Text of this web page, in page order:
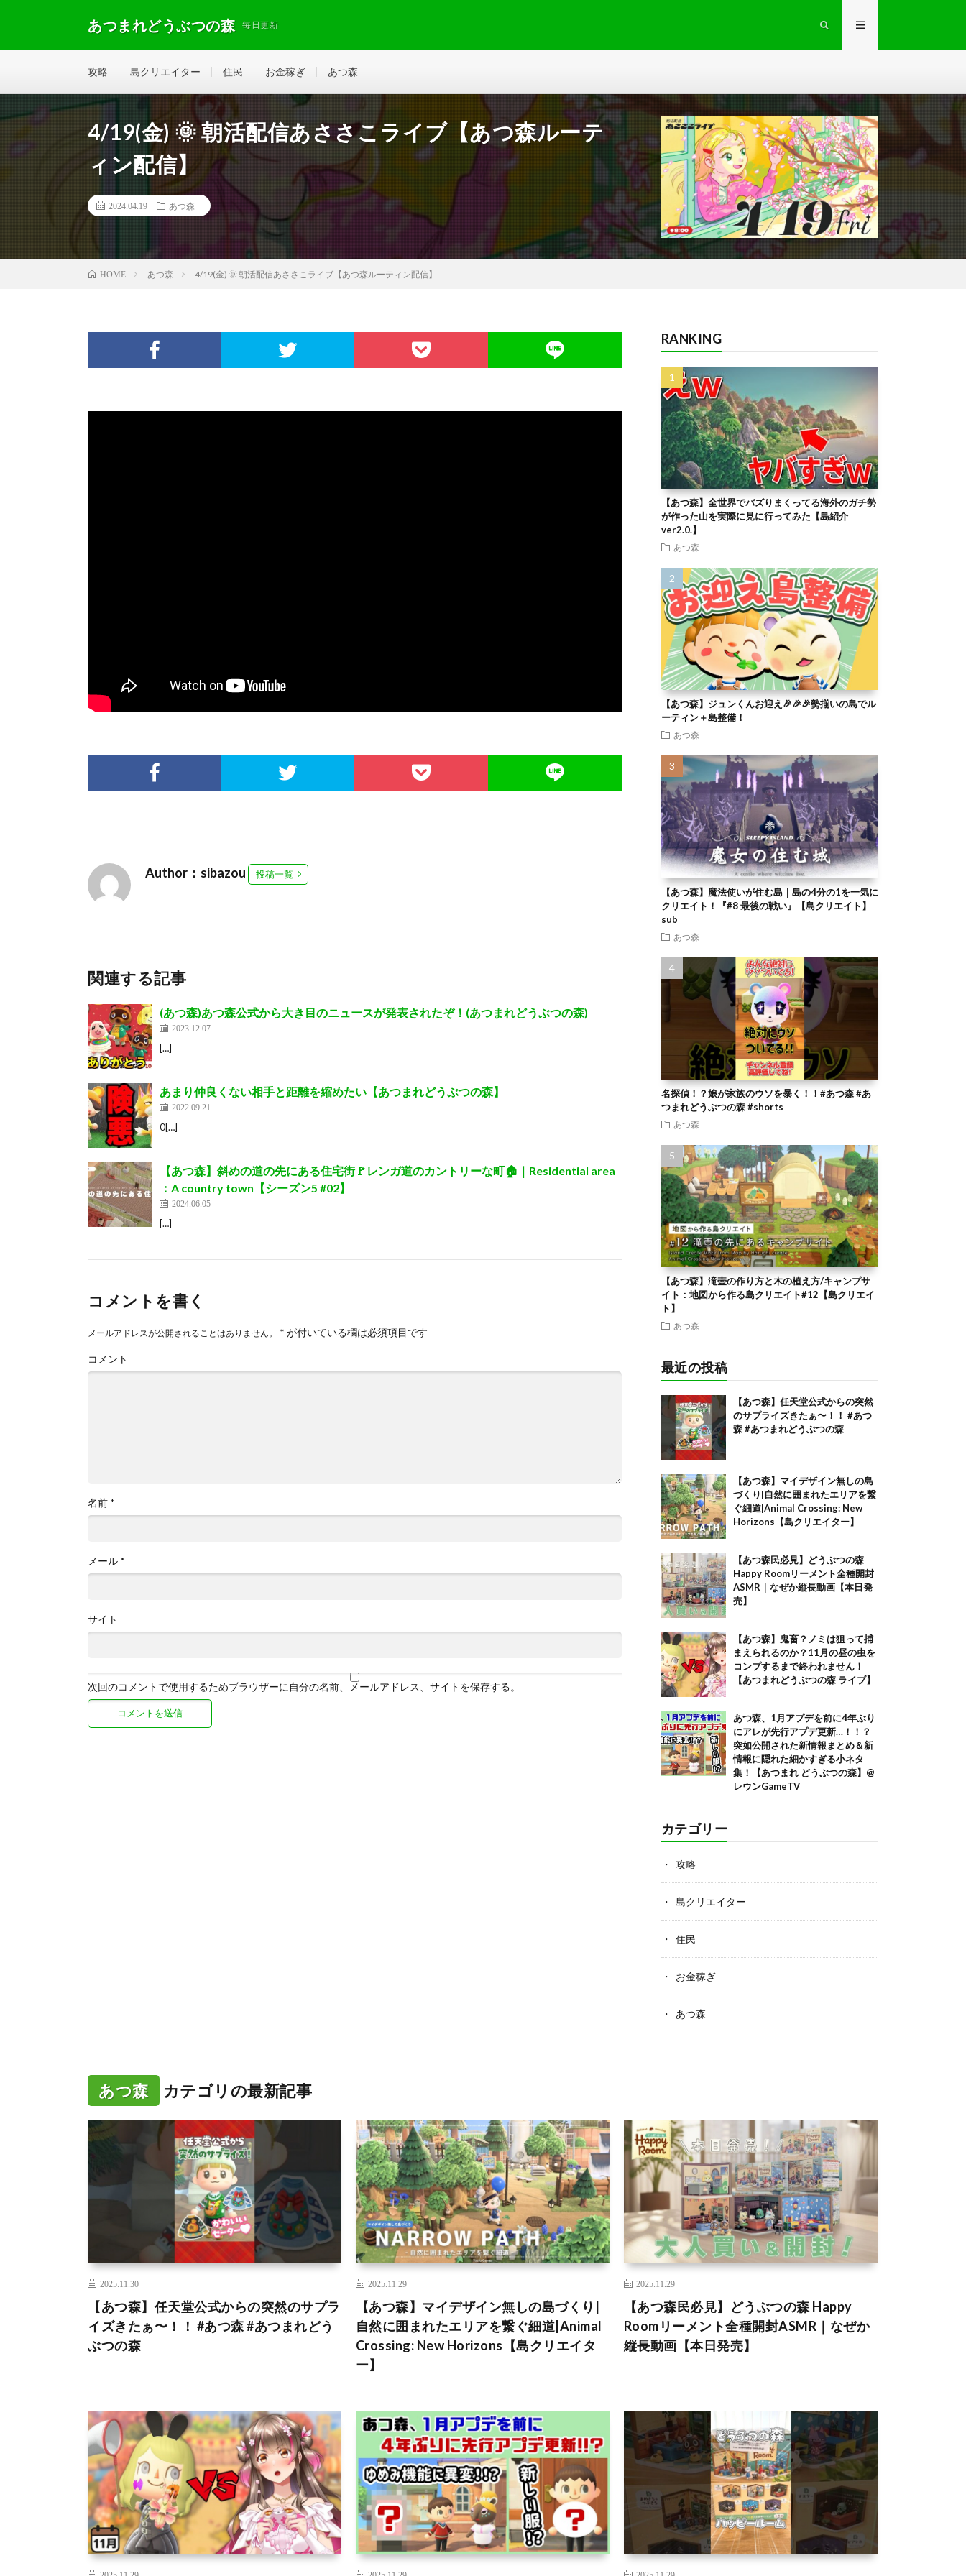
あつまれどうぶつの森 毎日更新
攻略 島クリエイター 住民 お金稼ぎ あつ森
4/19(金) 🌞 朝活配信あささこライブ【あつ森ルーテ
ィン配信】
2024.04.19 あつ森
HOME あつ森 4/19(金) 🌞 朝活配信あささこライブ【あつ森ルーティン配信】
Author：sibazou 投稿一覧
関連する記事
(あつ森)あつ森公式から大き目のニュースが発表されたぞ！(あつまれどうぶつの森)
2023.12.07
[…]
あまり仲良くない相手と距離を縮めたい【あつまれどうぶつの森】
2022.09.21
0[…]
【あつ森】斜めの道の先にある住宅街🚩レンガ道のカントリーな町🏠｜Residential area
：A country town【シーズン5 #02】
2024.06.05
[…]
コメントを書く
メールアドレスが公開されることはありません。 * が付いている欄は必須項目です
コメント
名前 *
メール *
サイト
次回のコメントで使用するためブラウザーに自分の名前、メールアドレス、サイトを保存する。
RANKING
【あつ森】全世界でバズりまくってる海外のガチ勢
が作った山を実際に見に行ってみた【島紹介
ver2.0.】
あつ森
【あつ森】ジュンくんお迎え🎉🎉🎉勢揃いの島でル
ーティン＋島整備！
あつ森
【あつ森】魔法使いが住む島｜島の4分の1を一気に
クリエイト！『#8 最後の戦い』【島クリエイト】
sub
あつ森
名探偵！？娘が家族のウソを暴く！！#あつ森 #あ
つまれどうぶつの森 #shorts
あつ森
【あつ森】滝壺の作り方と木の植え方/キャンプサ
イト：地図から作る島クリエイト#12【島クリエイ
ト】
あつ森
最近の投稿
【あつ森】任天堂公式からの突然
のサプライズきたぁ〜！！ #あつ
森 #あつまれどうぶつの森
【あつ森】マイデザイン無しの島
づくり|自然に囲まれたエリアを繋
ぐ細道|Animal Crossing: New
Horizons【島クリエイター】
【あつ森民必見】どうぶつの森
Happy Roomリーメント全種開封
ASMR｜なぜか縦長動画【本日発
売】
【あつ森】鬼畜？ノミは狙って捕
まえられるのか？11月の昼の虫を
コンプするまで終われません！
【あつまれどうぶつの森 ライブ】
あつ森、1月アプデを前に4年ぶり
にアレが先行アプデ更新…！！？
突如公開された新情報まとめ＆新
情報に隠れた細かすぎる小ネタ
集！【あつまれ どうぶつの森】@
レウンGameTV
カテゴリー
攻略
島クリエイター
住民
お金稼ぎ
あつ森
あつ森 カテゴリの最新記事
2025.11.30
【あつ森】任天堂公式からの突然のサプラ
イズきたぁ〜！！ #あつ森 #あつまれどう
ぶつの森
2025.11.29
【あつ森】マイデザイン無しの島づくり|
自然に囲まれたエリアを繋ぐ細道|Animal
Crossing: New Horizons【島クリエイタ
ー】
2025.11.29
【あつ森民必見】どうぶつの森 Happy
Roomリーメント全種開封ASMR｜なぜか
縦長動画【本日発売】